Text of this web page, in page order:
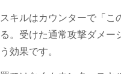
スキルはカウンターで「こ
る。受けた通常攻撃ダメー
う効果です。